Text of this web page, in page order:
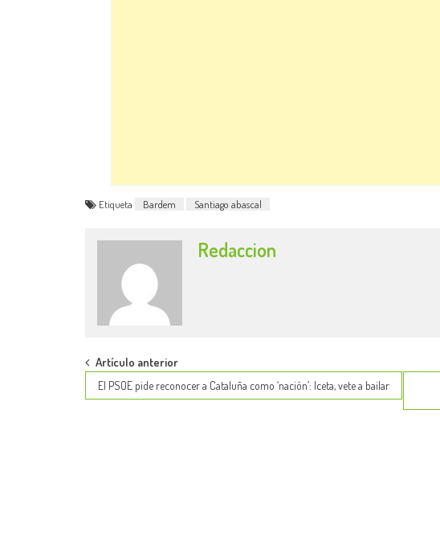
Etiqueta Bardem Santiago abascal
Redaccion
Post
navigation
Artículo anterior
El PSOE pide reconocer a Cataluña como ‘nación’: Iceta, vete a bailar